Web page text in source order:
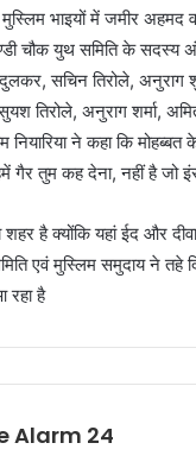
को मुस्लिम भाइयों में जमीर
चौक युथ समिति के सदस्य
सचिन तिरोले, अनुराग
तिरोले, अनुराग शर्मा,
ने कहा कि मोहब्बत
तुम कह देना, नहीं है जो
है क्योंकि यहां ईद और
एवं मुस्लिम समुदाय ने तहे
रहा है
Alarm 24